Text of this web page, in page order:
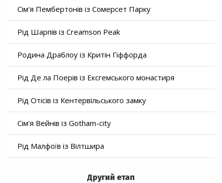
Сім'я Пембертонів із Сомерсет Парку
Рід Шарпів із Creamson Peak
Родина Драблоу із Критін Гіффорда
Рід Де ла Поерів із Ексгемського монастиря
Рід Отісів із Кентервільського замку
Сім'я Вейнів із Gotham-city
Рід Малфоїв із Вілтшира
Другий етап